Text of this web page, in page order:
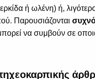
ή ωλένη) ή,
Παρουσιάζονται
να συμβούν σε